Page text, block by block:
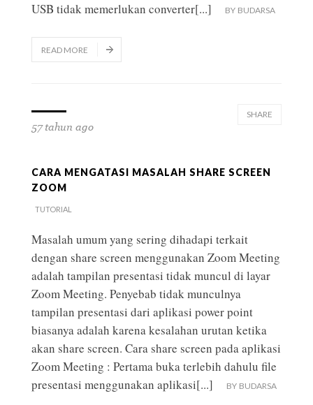
USB tidak memerlukan converter[...] BY BUDARSA
READ MORE
57 tahun ago
SHARE
CARA MENGATASI MASALAH SHARE SCREEN
ZOOM
TUTORIAL
Masalah umum yang sering dihadapi terkait
dengan share screen menggunakan Zoom Meeting
adalah tampilan presentasi tidak muncul di layar
Zoom Meeting. Penyebab tidak munculnya
tampilan presentasi dari aplikasi power point
biasanya adalah karena kesalahan urutan ketika
akan share screen. Cara share screen pada aplikasi
Zoom Meeting : Pertama buka terlebih dahulu file
presentasi menggunakan aplikasi[...] BY BUDARSA